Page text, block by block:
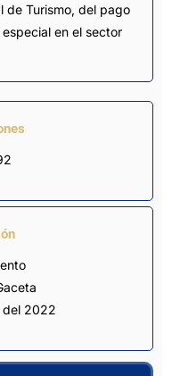
de Turismo, del pago
en el sector
del 2022